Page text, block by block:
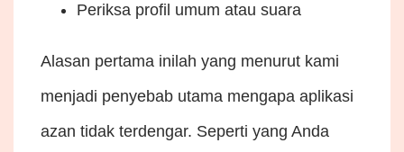
Periksa profil umum atau suara
Alasan pertama inilah yang menurut kami
menjadi penyebab utama mengapa aplikasi
azan tidak terdengar. Seperti yang Anda